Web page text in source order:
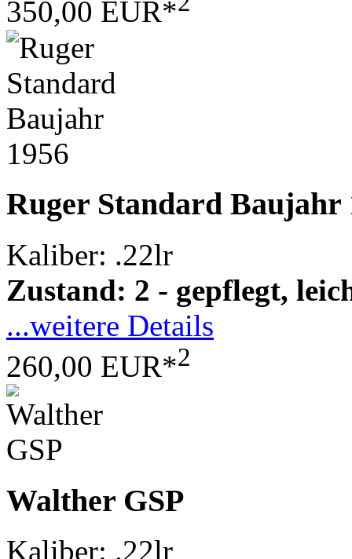
350,00 EUR*
Ruger Standard Baujahr
Kaliber: .22lr
Zustand: 2 - gepflegt,
...weitere Details
260,00 EUR*2
Walther GSP
Kaliber: .22lr